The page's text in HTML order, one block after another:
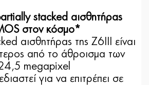
stacked αισθητήρας
στον κόσμο*
αισθητήρας της Z6III είναι
από το άθροισμα των
megapixel
για να επιτρέπει σε